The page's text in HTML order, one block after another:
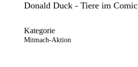
Donald Duck - Tiere im Comic
Kategorie
Mitmach-Aktion